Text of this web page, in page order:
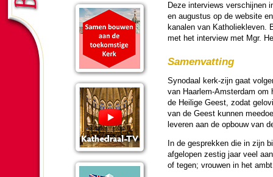
Deze inter­views ver­schij­nen
en au­gus­tus op de web­si­te
kanalen van Katho­liek­le­ven.
met het inter­view met Mgr.
Samen­vat­ting
Synodaal kerk-zijn gaat
van Haar­lem-Am­ster­dam om
de Heilige Geest, zodat
van de Geest kunnen
leveren aan de opbouw van
In de gesprekken die in zijn
afgelopen zes­tig jaar veel
of tegen; vrouwen in het